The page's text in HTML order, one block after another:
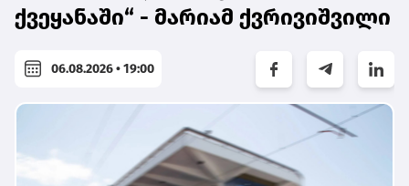
ქვეყანაში“ - მარიამ ქვრივიშვილი
06.08.2026 • 19:00